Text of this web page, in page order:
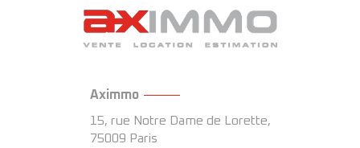
Aximmo
15, rue Notre Dame de Lorette,
75009 Paris